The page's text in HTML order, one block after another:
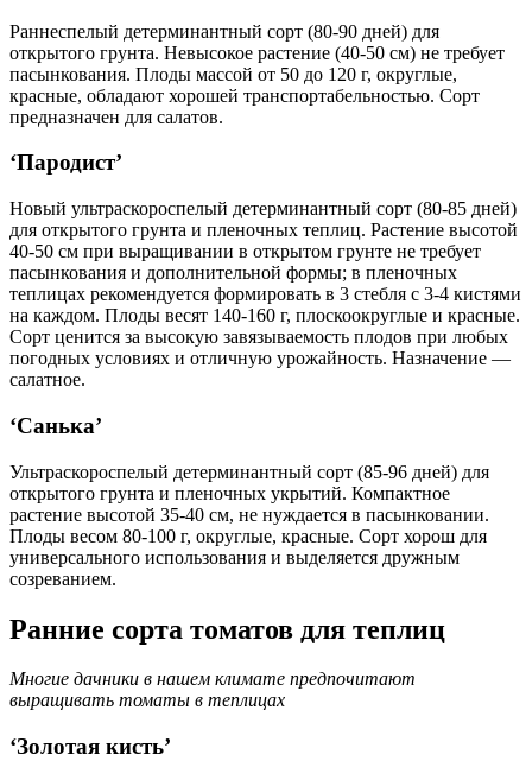
Раннеспелый детерминантный сорт (80-90 дней) для
открытого грунта. Невысокое растение (40-50 см) не требует
пасынкования. Плоды массой от 50 до 120 г, округлые,
красные, обладают хорошей транспортабельностью. Сорт
предназначен для салатов.
‘Пародист’
Новый ультраскороспелый детерминантный сорт (80-85 дней)
для открытого грунта и пленочных теплиц. Растение высотой
40-50 см при выращивании в открытом грунте не требует
пасынкования и дополнительной формы; в пленочных
теплицах рекомендуется формировать в 3 стебля с 3-4 кистями
на каждом. Плоды весят 140-160 г, плоскоокруглые и красные.
Сорт ценится за высокую завязываемость плодов при любых
погодных условиях и отличную урожайность. Назначение —
салатное.
‘Санька’
Ультраскороспелый детерминантный сорт (85-96 дней) для
открытого грунта и пленочных укрытий. Компактное
растение высотой 35-40 см, не нуждается в пасынковании.
Плоды весом 80-100 г, округлые, красные. Сорт хорош для
универсального использования и выделяется дружным
созреванием.
Ранние сорта томатов для теплиц
Многие дачники в нашем климате предпочитают
выращивать томаты в теплицах
‘Золотая кисть’